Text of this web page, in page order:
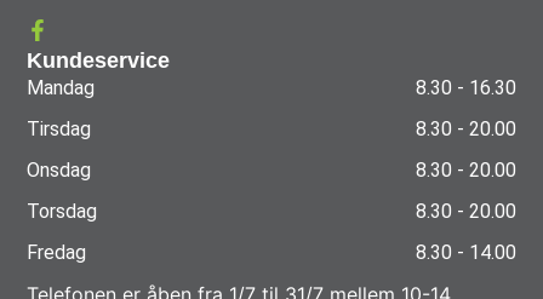
Kundeservice
Mandag
8.30 - 16.30
Tirsdag
8.30 - 20.00
Onsdag
8.30 - 20.00
Torsdag
8.30 - 20.00
Fredag
8.30 - 14.00
Telefonen er åben fra 1/7 til 31/7 mellem 10-14